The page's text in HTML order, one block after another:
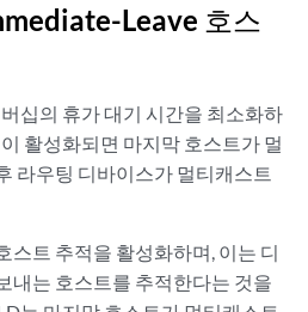
Leave 호스
십의 휴가 대기 시간을 최소화하
활성화되면 마지막 호스트가 멀
라우팅 디바이스가 멀티캐스트
스트 추적을 활성화하며, 이는 디
내는 호스트를 추적한다는 것을